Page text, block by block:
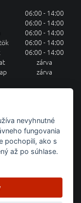
06:00 - 14:00
06:00 - 14:00
06:00 - 14:00
06:00 - 14:00
06:00 - 14:00
zárva
zárva
osobných údajov
nevyhnutné
fungovania
pochopili, ako s
až po súhlase.